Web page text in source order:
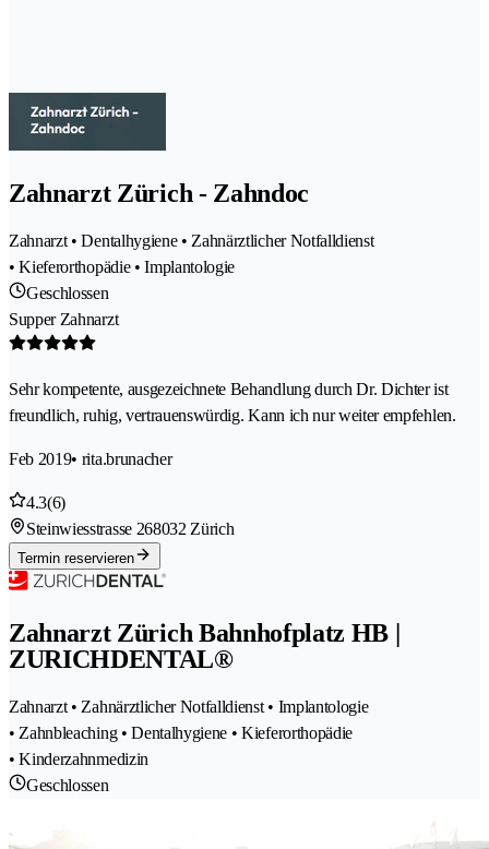
Zahnarzt Zürich - Zahndoc
Zahnarzt • Dentalhygiene • Zahnärztlicher Notfalldienst
• Kieferorthopädie • Implantologie
Geschlossen
Supper Zahnarzt
Sehr kompetente, ausgezeichnete Behandlung durch Dr. Dichter ist
freundlich, ruhig, vertrauenswürdig. Kann ich nur weiter empfehlen.
Feb 2019• rita.brunacher
4.3(6)
Steinwiesstrasse 268032 Zürich
Termin reservieren
Zahnarzt Zürich Bahnhofplatz HB |
ZURICHDENTAL®
Zahnarzt • Zahnärztlicher Notfalldienst • Implantologie
• Zahnbleaching • Dentalhygiene • Kieferorthopädie
• Kinderzahnmedizin
Geschlossen